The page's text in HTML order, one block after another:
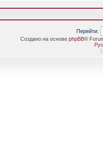
Перейти:
Создано на основе phpBB®
[